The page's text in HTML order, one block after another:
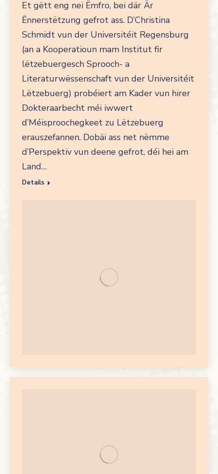
Et gëtt eng nei Ëmfro, bei där Är
Ënnerstëtzung gefrot ass. D’Christina
Schmidt vun der Universitéit Regensburg
(an a Kooperatioun mam Institut fir
lëtzebuergesch Sprooch- a
Literaturwëssenschaft vun der Universitéit
Lëtzebuerg) probéiert am Kader vun hirer
Dokteraarbecht méi iwwert
d’Méisproochegkeet zu Lëtzebuerg
erauszefannen. Dobäi ass net nëmme
d’Perspektiv vun deene gefrot, déi hei am
Land…
Details